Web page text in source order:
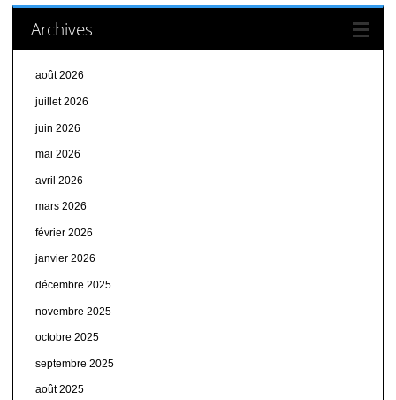
Archives
août 2026
juillet 2026
juin 2026
mai 2026
avril 2026
mars 2026
février 2026
janvier 2026
décembre 2025
novembre 2025
octobre 2025
septembre 2025
août 2025